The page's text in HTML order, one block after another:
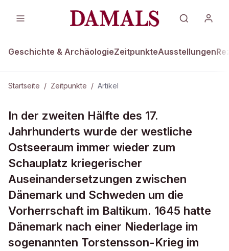
Geschichte & ArchäologieZeitpunkteAusstellungen
Startseite / Zeitpunkte / Artikel
Dänemark verliert Gebiete
In der zweiten Hälfte des 17.
Jahrhunderts wurde der westliche
Ostseeraum immer wieder zum
Schauplatz kriegerischer
Auseinandersetzungen zwischen
Dänemark und Schweden um die
Vorherrschaft im Baltikum. 1645 hatte
Dänemark nach einer Niederlage im
sogenannten Torstensson-Krieg im